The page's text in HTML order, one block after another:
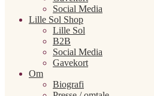
Social Media
Lille Sol Shop
Lille Sol
B2B
Social Media
Gavekort
Om
Biografi